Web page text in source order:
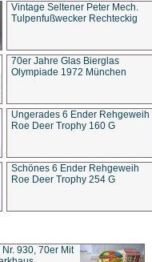
Vintage Seltener Peter Mech.
Tulpenfußwecker Rechteckig
70er Jahre Glas Bierglas
Olympiade 1972 München
Ungerades 6 Ender Rehgeweih
Roe Deer Trophy 160 G
Schönes 6 Ender Rehgeweih
Roe Deer Trophy 254 G
930, 70er Mit